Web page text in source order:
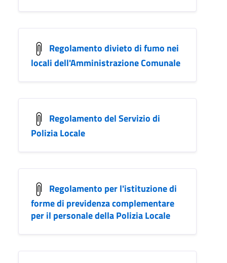
Regolamento divieto di fumo nei
locali dell'Amministrazione Comunale
Regolamento del Servizio di
Polizia Locale
Regolamento per l'istituzione di
forme di previdenza complementare
per il personale della Polizia Locale